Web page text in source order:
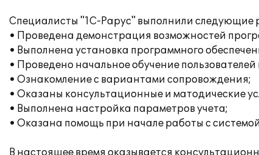
Специалисты "1С-Рарус" выполнили следующие
• Проведена демонстрация возможностей
• Выполнена установка программного
• Проведено начальное обучение
• Ознакомление с вариантами сопровождения;
• Оказаны консультационные и матодические
• Выполнена настройка параметров учета;
• Оказана помощь при начале работы с
В настоящее время оказывается